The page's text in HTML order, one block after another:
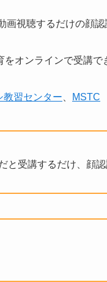
視聴するだけの顔認
オンラインで受講で
教習センター MSTC
受講するだけ、顔認